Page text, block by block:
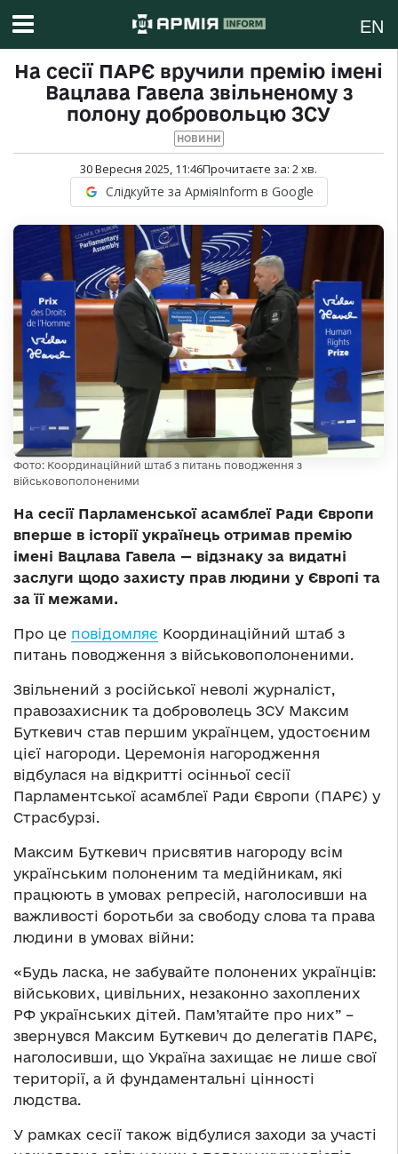
EN
На сесії ПАРЄ вручили премію імені
Вацлава Гавела звільненому з
полону добровольцю ЗСУ
НОВИНИ
30 Вересня 2025, 11:46Прочитаєте за: 2хв.
Слідкуйте за АрміяInform в Google
Фото: Координаційний штаб з питань поводження з
військовополоненими
На сесії Парламенської асамблеї Ради Європи
вперше в історії українець отримав премію
імені Вацлава Гавела — відзнаку за видатні
заслуги щодо захисту прав людини у Європі та
за її межами.
Про це повідомляє Координаційний штаб з
питань поводження з військовополоненими.
Звільнений з російської неволі журналіст,
правозахисник та доброволець ЗСУ Максим
Буткевич став першим українцем, удостоєним
цієї нагороди. Церемонія нагородження
відбулася на відкритті осінньої сесії
Парламентської асамблеї Ради Європи (ПАРЄ) у
Страсбурзі.
Максим Буткевич присвятив нагороду всім
українським полоненим та медійникам, які
працюють в умовах репресій, наголосивши на
важливості боротьби за свободу слова та права
людини в умовах війни:
«Будь ласка, не забувайте полонених українців:
військових, цивільних, незаконно захоплених
РФ українських дітей. Пам’ятайте про них” –
звернувся Максим Буткевич до делегатів ПАРЄ,
наголосивши, що Україна захищає не лише свої
території, а й фундаментальні цінності
людства.
У рамках сесії також відбулися заходи за участі